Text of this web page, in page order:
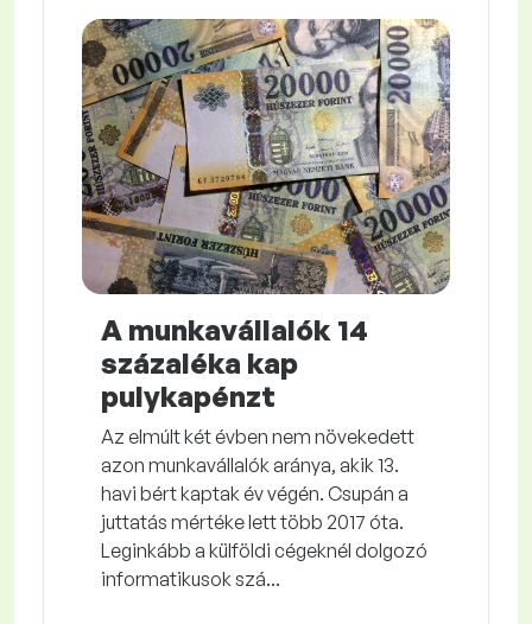
A munkavállalók 14
százaléka kap
pulykapénzt
Az elmúlt két évben nem növekedett
azon munkavállalók aránya, akik 13.
havi bért kaptak év végén. Csupán a
juttatás mértéke lett több 2017 óta.
Leginkább a külföldi cégeknél dolgozó
informatikusok szá...